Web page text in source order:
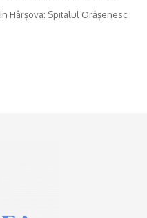
Hârșova: Spitalul Orășenesc